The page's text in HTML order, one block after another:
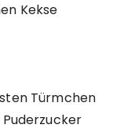
Kekse